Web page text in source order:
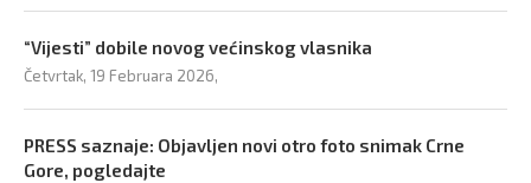
“Vijesti” dobile novog većinskog vlasnika
Četvrtak, 19 Februara 2026,
PRESS saznaje: Objavljen novi otro foto snimak Crne
Gore, pogledajte